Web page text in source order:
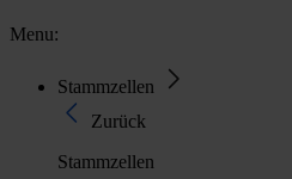
Menu:
Stammzellen
Zurück
Stammzellen